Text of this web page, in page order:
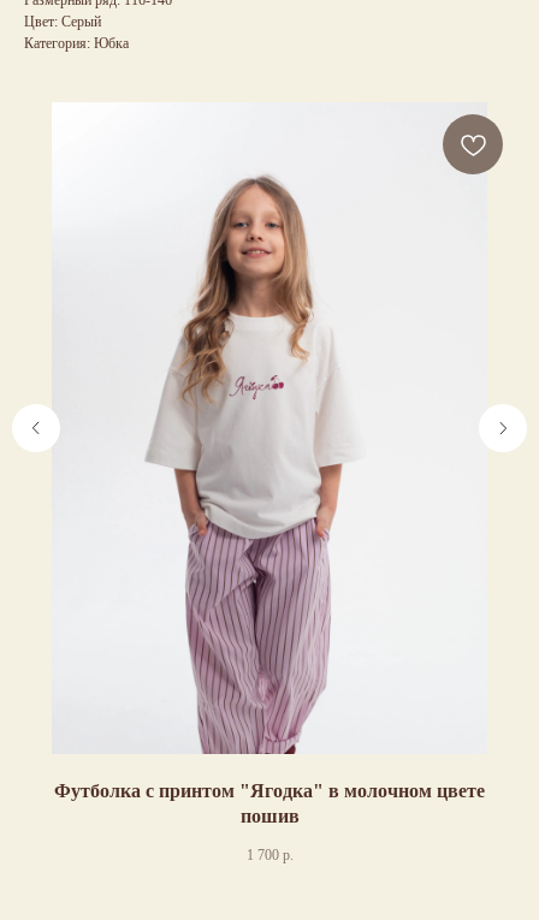
Цвет: Серый
Категория: Юбка
Футболка с принтом "Ягодка" в молочном цвете
пошив
1 700 р.